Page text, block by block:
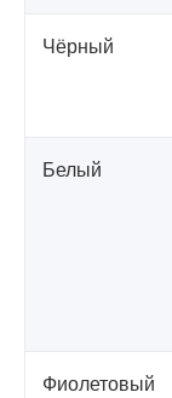
Чёрный
Белый
Фиолетовый